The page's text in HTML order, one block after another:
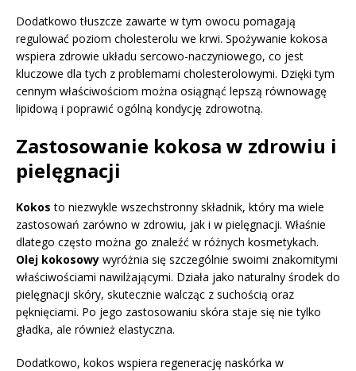
Dodatkowo tłuszcze zawarte w tym owocu pomagają
regulować poziom cholesterolu we krwi. Spożywanie kokosa
wspiera zdrowie układu sercowo-naczyniowego, co jest
kluczowe dla tych z problemami cholesterolowymi. Dzięki tym
cennym właściwościom można osiągnąć lepszą równowagę
lipidową i poprawić ogólną kondycję zdrowotną.
Zastosowanie kokosa w zdrowiu i
pielęgnacji
Kokos to niezwykle wszechstronny składnik, który ma wiele
zastosowań zarówno w zdrowiu, jak i w pielęgnacji. Właśnie
dlatego często można go znaleźć w różnych kosmetykach.
Olej kokosowy wyróżnia się szczególnie swoimi znakomitymi
właściwościami nawilżającymi. Działa jako naturalny środek do
pielęgnacji skóry, skutecznie walcząc z suchością oraz
pęknięciami. Po jego zastosowaniu skóra staje się nie tylko
gładka, ale również elastyczna.
Dodatkowo, kokos wspiera regenerację naskórka w